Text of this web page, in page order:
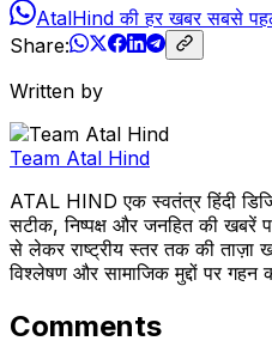
AtalHind की हर खबर सबसे
Share:
Written by
Team Atal Hind
ATAL HIND एक स्वतंत्र हिंदी
सटीक, निष्पक्ष और जनहित की खबरें
से लेकर राष्ट्रीय स्तर तक की ताज़ा
विश्लेषण और सामाजिक मुद्दों पर
Comments